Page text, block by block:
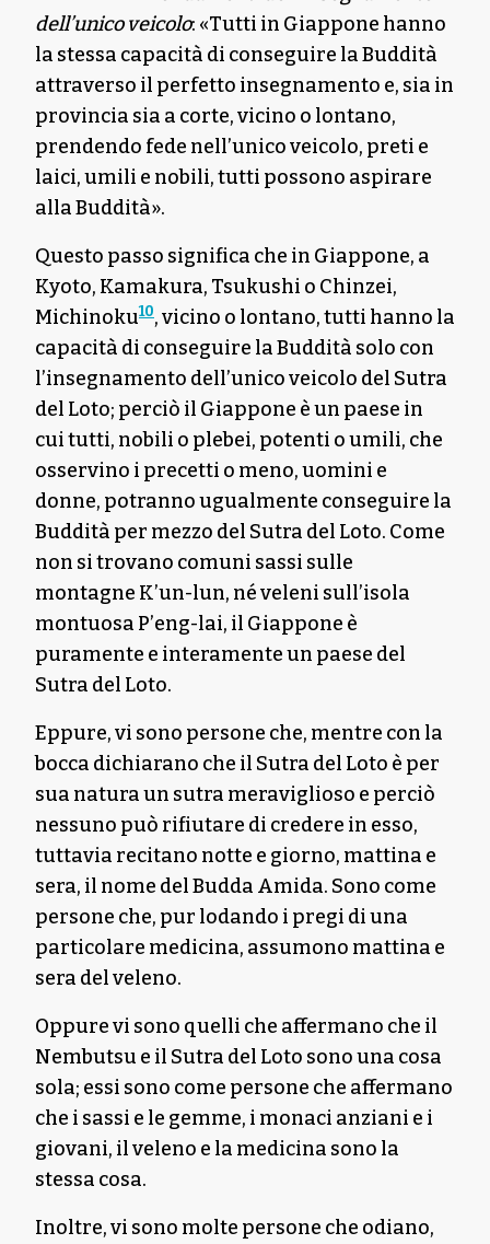
dell’unico veicolo: «Tutti in Giappone hanno
la stessa capacità di conseguire la Buddità
attraverso il perfetto insegnamento e, sia in
provincia sia a corte, vicino o lontano,
prendendo fede nell’unico veicolo, preti e
laici, umili e nobili, tutti possono aspirare
alla Buddità».
Questo passo significa che in Giappone, a
Kyoto, Kamakura, Tsukushi o Chinzei,
Michinoku10, vicino o lontano, tutti hanno la
capacità di conseguire la Buddità solo con
l’insegnamento dell’unico veicolo del Sutra
del Loto; perciò il Giappone è un paese in
cui tutti, nobili o plebei, potenti o umili, che
osservino i precetti o meno, uomini e
donne, potranno ugualmente conseguire la
Buddità per mezzo del Sutra del Loto. Come
non si trovano comuni sassi sulle
montagne K’un-lun, né veleni sull’isola
montuosa P’eng-lai, il Giappone è
puramente e interamente un paese del
Sutra del Loto.
Eppure, vi sono persone che, mentre con la
bocca dichiarano che il Sutra del Loto è per
sua natura un sutra meraviglioso e perciò
nessuno può rifiutare di credere in esso,
tuttavia recitano notte e giorno, mattina e
sera, il nome del Budda Amida. Sono come
persone che, pur lodando i pregi di una
particolare medicina, assumono mattina e
sera del veleno.
Oppure vi sono quelli che affermano che il
Nembutsu e il Sutra del Loto sono una cosa
sola; essi sono come persone che affermano
che i sassi e le gemme, i monaci anziani e i
giovani, il veleno e la medicina sono la
stessa cosa.
Inoltre, vi sono molte persone che odiano,